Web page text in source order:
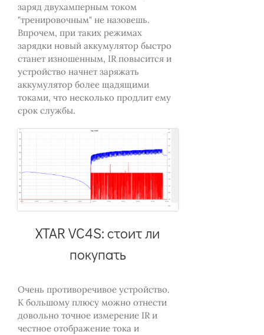
заряд двухамперным током
"тренировочным" не назовешь.
Впрочем, при таких режимах
зарядки новый аккумулятор быстро
станет изношенным, IR повысится и
устройство начнет заряжать
аккумулятор более щадящими
токами, что несколько продлит ему
срок службы.
XTAR VC4S: стоит ли
покупать
Очень противоречивое устройство.
К большому плюсу можно отнести
довольно точное измерение IR и
честное отображение тока и